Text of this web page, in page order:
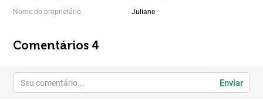
Nome do proprietário Juliane
Comentários 4
Enviar